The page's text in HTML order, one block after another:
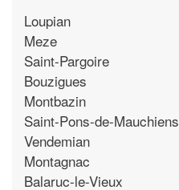
Loupian
Meze
Saint-Pargoire
Bouzigues
Montbazin
Saint-Pons-de-Mauchiens
Vendemian
Montagnac
Balaruc-le-Vieux